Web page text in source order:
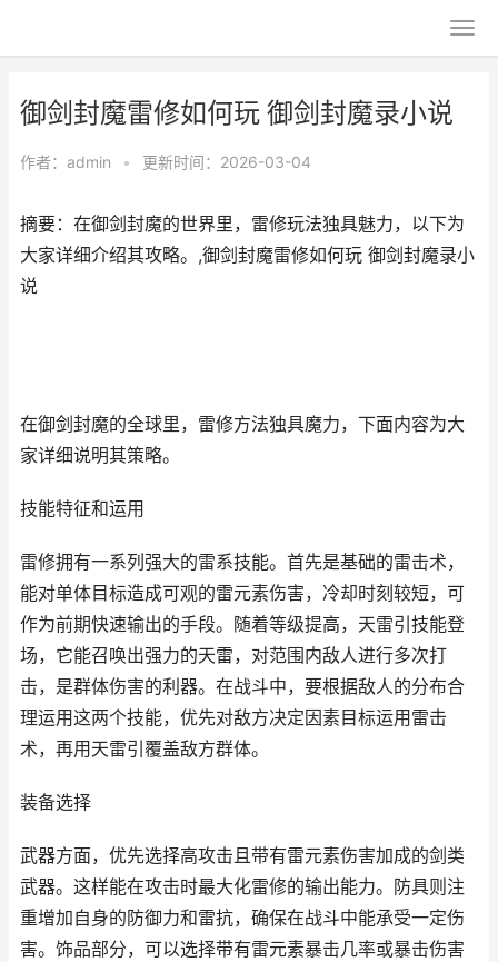
御剑封魔雷修如何玩 御剑封魔录小说
作者： admin • 更新时间：2026-03-04
摘要：在御剑封魔的世界里，雷修玩法独具魅力，以下为
大家详细介绍其攻略。,御剑封魔雷修如何玩 御剑封魔录小
说
在御剑封魔的全球里，雷修方法独具魔力，下面内容为大
家详细说明其策略。
技能特征和运用
雷修拥有一系列强大的雷系技能。首先是基础的雷击术，
能对单体目标造成可观的雷元素伤害，冷却时刻较短，可
作为前期快速输出的手段。随着等级提高，天雷引技能登
场，它能召唤出强力的天雷，对范围内敌人进行多次打
击，是群体伤害的利器。在战斗中，要根据敌人的分布合
理运用这两个技能，优先对敌方决定因素目标运用雷击
术，再用天雷引覆盖敌方群体。
装备选择
武器方面，优先选择高攻击且带有雷元素伤害加成的剑类
武器。这样能在攻击时最大化雷修的输出能力。防具则注
重增加自身的防御力和雷抗，确保在战斗中能承受一定伤
害。饰品部分，可以选择带有雷元素暴击几率或暴击伤害